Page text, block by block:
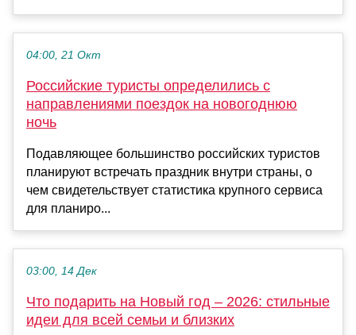
04:00, 21 Окт
Российские туристы определились с
направлениями поездок на новогоднюю
ночь
Подавляющее большинство российских туристов
планируют встречать праздник внутри страны, о
чем свидетельствует статистика крупного сервиса
для планиро...
03:00, 14 Дек
Что подарить на Новый год – 2026: стильные
идеи для всей семьи и близких